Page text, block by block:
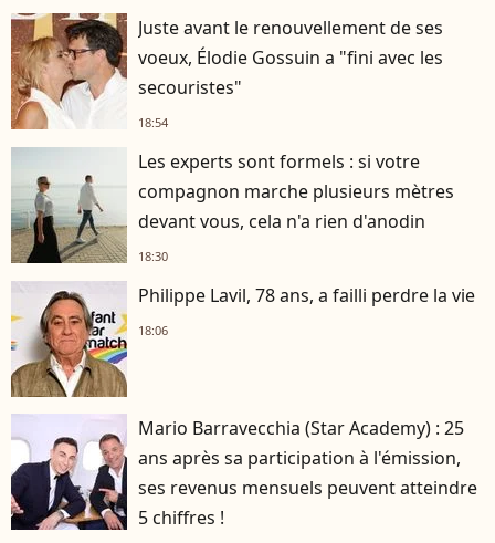
Juste avant le renouvellement de ses
voeux, Élodie Gossuin a "fini avec les
secouristes"
18:54
Les experts sont formels : si votre
compagnon marche plusieurs mètres
devant vous, cela n'a rien d'anodin
18:30
Philippe Lavil, 78 ans, a failli perdre la vie
18:06
Mario Barravecchia (Star Academy) : 25
ans après sa participation à l'émission,
ses revenus mensuels peuvent atteindre
5 chiffres !